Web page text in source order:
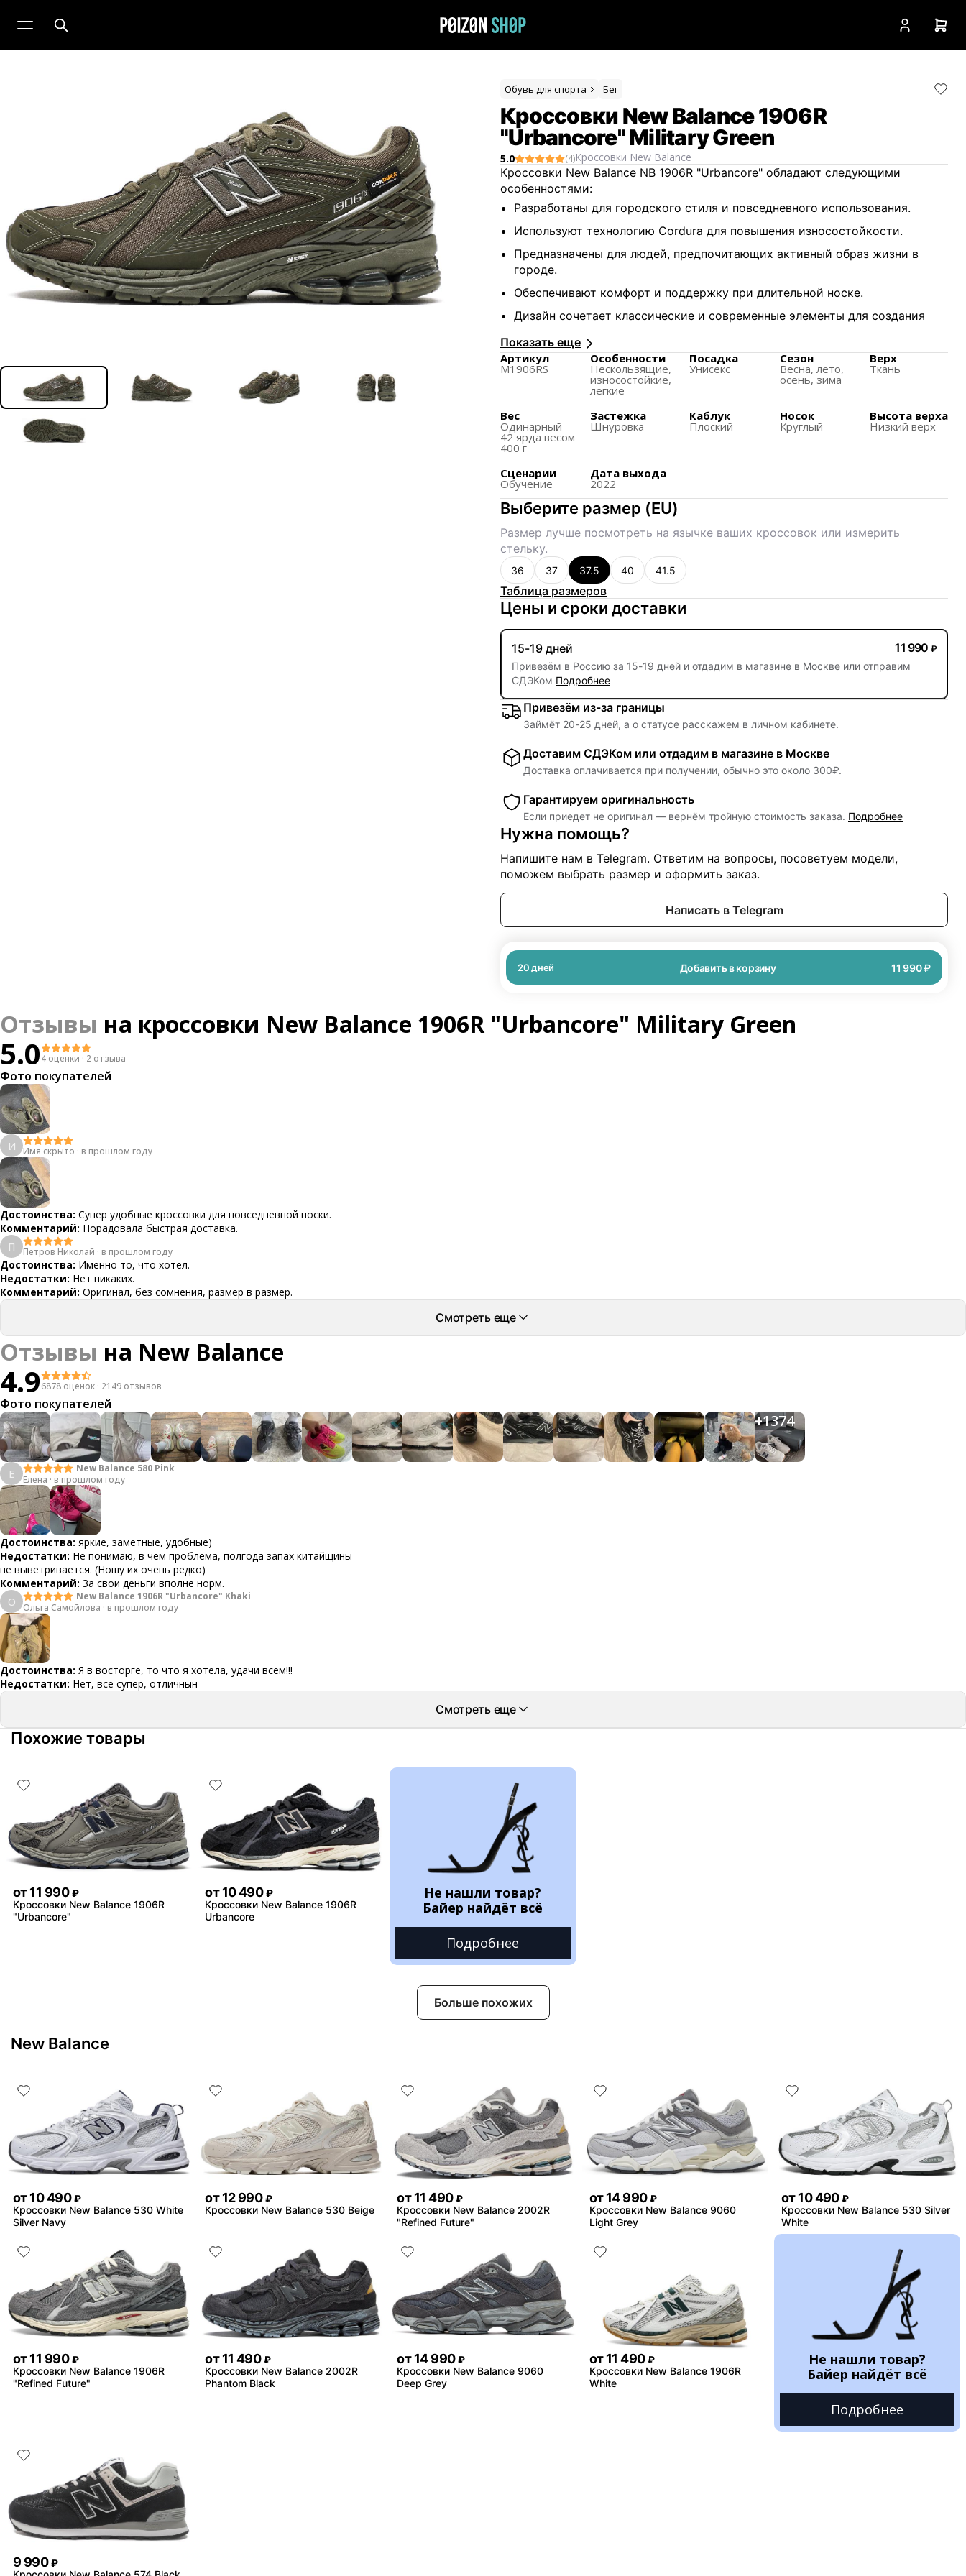
Обувь для спорта Бег
Кроссовки New Balance 1906R
"Urbancore" Military Green
5.0 (4)Кроссовки New Balance
Кроссовки New Balance NB 1906R "Urbancore" обладают следующими
особенностями:
Разработаны для городского стиля и повседневного использования.
Используют технологию Cordura для повышения износостойкости.
Предназначены для людей, предпочитающих активный образ жизни в
городе.
Обеспечивают комфорт и поддержку при длительной носке.
Дизайн сочетает классические и современные элементы для создания
Цветовая гамма и материалы выбраны для соответствия
урбанистической моде.
Подошва обеспечивает хорошее сцепление с различными поверхностями.
Показать еще
Артикул
M1906RS
Особенности
Нескользящиe,
износостойкие,
легкие
Посадка
Унисекс
Сезон
Весна, лето,
осень, зима
Верх
Ткань
Вес
Одинарный
42 ярда весом
400 г
Застежка
Шнуровка
Каблук
Плоский
Носок
Круглый
Высота верха
Низкий верх
Сценарии
Обучение
Дата выхода
2022
Выберите размер (EU)
Размер лучше посмотреть на язычке ваших кроссовок или измерить
стельку.
36 37 37.5 40 41.5
Таблица размеров
Цены и сроки доставки
15-19 дней 11 990 ₽
Привезём в Россию за 15-19 дней и отдадим в магазине в Москве или отправим
СДЭКом Подробнее
Привезём из-за границы
Займёт 20-25 дней, а о статусе расскажем в личном кабинете.
Доставим СДЭКом или отдадим в магазине в Москве
Доставка оплачивается при получении, обычно это около 300₽.
Гарантируем оригинальность
Если приедет не оригинал — вернём тройную стоимость заказа. Подробнее
Нужна помощь?
Напишите нам в Telegram. Ответим на вопросы, посоветуем модели,
поможем выбрать размер и оформить заказ.
Написать в Telegram
20дней Добавить в корзину 11 990 ₽
Отзывы на кроссовки New Balance 1906R "Urbancore" Military Green
5.04 оценки · 2 отзыва
Фото покупателей
И Имя скрыто · в прошлом году
Достоинства: Супер удобные кроссовки для повседневной носки.
Комментарий: Порадовала быстрая доставка.
П
Петров Николай · в прошлом году
Достоинства: Именно то, что хотел.
Недостатки: Нет никаких.
Комментарий: Оригинал, без сомнения, размер в размер.
Смотреть еще
Отзывы на New Balance
4.96878 оценок · 2149 отзывов
Фото покупателей
+1374
Е
New Balance 580 Pink
Елена · в прошлом году
Достоинства: яркие, заметные, удобные)
Недостатки: Не понимаю, в чем проблема, полгода запах китайщины
не выветривается. (Ношу их очень редко)
Комментарий: За свои деньги вполне норм.
О
New Balance 1906R "Urbancore" Khaki
Ольга Самойлова · в прошлом году
Достоинства: Я в восторге, то что я хотела, удачи всем!!!
Недостатки: Нет, все супер, отличнын
Смотреть еще
Похожие товары
от11 990 ₽
Кроссовки New Balance 1906R
"Urbancore"
от 10 490 ₽
Кроссовки New Balance 1906R
Urbancore
Не нашли товар?
Байер найдёт всё
Подробнее
Больше похожих
New Balance
от10 490 ₽
Кроссовки New Balance 530 White
Silver Navy
от 12 990 ₽
Кроссовки New Balance 530 Beige
от 11 490 ₽
Кроссовки New Balance 2002R
"Refined Future"
от 14 990 ₽
Кроссовки New Balance 9060
Light Grey
от 10 490 ₽
Кроссовки New Balance 530 Silver
White
от11 990 ₽
Кроссовки New Balance 1906R
"Refined Future"
от 11 490 ₽
Кроссовки New Balance 2002R
Phantom Black
от 14 990 ₽
Кроссовки New Balance 9060
Deep Grey
от 11 490 ₽
Кроссовки New Balance 1906R
White
Не нашли товар?
Байер найдёт всё
Подробнее
9 990 ₽